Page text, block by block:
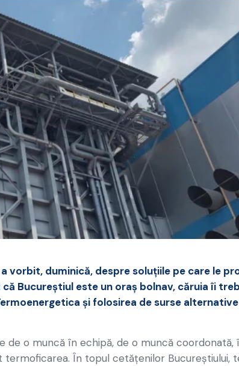
vorbit, duminică, despre soluţiile pe care le
Bucureştiul este un oraş bolnav, căruia îi
şi folosirea de surse
o muncă în echipă, de o muncă coordonată,
În topul cetăţenilor Bucureştiului,